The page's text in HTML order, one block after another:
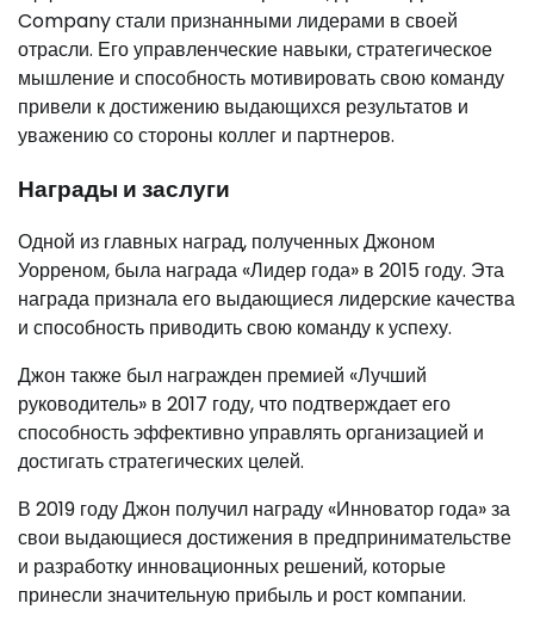
Company стали признанными лидерами в своей
отрасли. Его управленческие навыки, стратегическое
мышление и способность мотивировать свою команду
привели к достижению выдающихся результатов и
уважению со стороны коллег и партнеров.
Награды и заслуги
Одной из главных наград, полученных Джоном
Уорреном, была награда «Лидер года» в 2015 году. Эта
награда признала его выдающиеся лидерские качества
и способность приводить свою команду к успеху.
Джон также был награжден премией «Лучший
руководитель» в 2017 году, что подтверждает его
способность эффективно управлять организацией и
достигать стратегических целей.
В 2019 году Джон получил награду «Инноватор года» за
свои выдающиеся достижения в предпринимательстве
и разработку инновационных решений, которые
принесли значительную прибыль и рост компании.